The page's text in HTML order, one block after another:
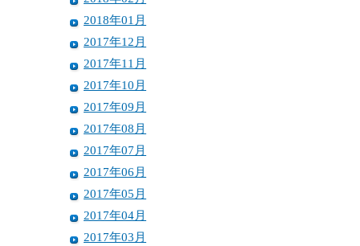
2018年01月
2017年12月
2017年11月
2017年10月
2017年09月
2017年08月
2017年07月
2017年06月
2017年05月
2017年04月
2017年03月